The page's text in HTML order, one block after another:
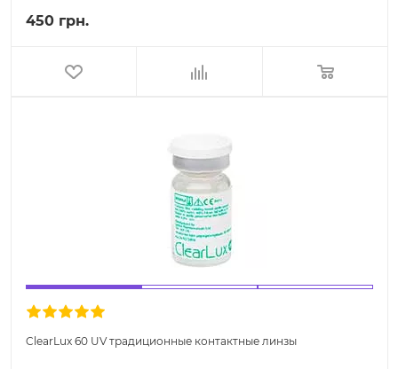
450 грн.
ClearLux 60 UV традиционные контактные линзы